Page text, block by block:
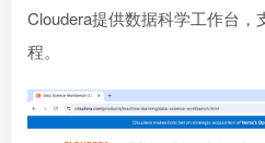
Cloudera提供数据科学工作台
程。